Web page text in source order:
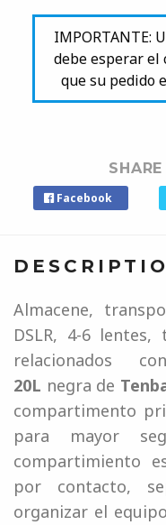
IMPORTANTE:
debe esperar el
que su pedido
Facebook
Almacene,
DSLR, 4-6
relacionados
20L negra de
compartimento
para mayor
compartimiento
por contacto,
organizar el